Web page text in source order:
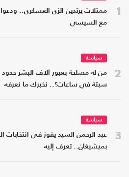
1
ممثلات يرتدين الزي العسكري..
مع السيسي
2
سياسة
من له مصلحة بعبور آلاف البشر
سبتة في ساعات؟.. نخبرك ما نعرفه
3
سياسة
عبد الرحمن السيد يفوز في انتخابات
بميشيغان.. تعرف إليه